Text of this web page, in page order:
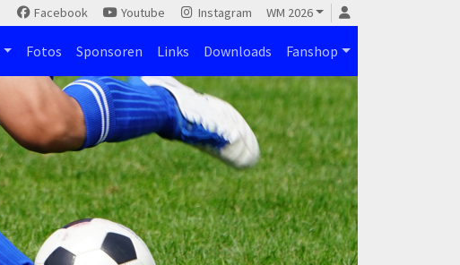
Facebook Youtube Instagram WM 2026
Fotos Sponsoren Links Downloads Fanshop